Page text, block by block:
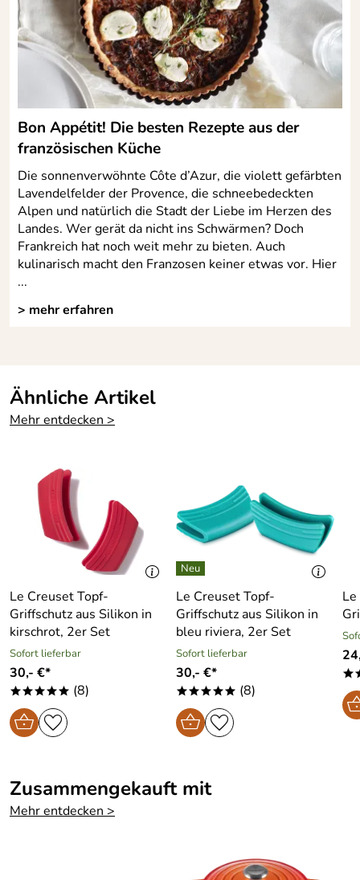
Bon Appétit! Die besten Rezepte aus der
französischen Küche
Die sonnenverwöhnte Côte d’Azur, die violett gefärbten
Lavendelfelder der Provence, die schneebedeckten
Alpen und natürlich die Stadt der Liebe im Herzen des
Landes. Wer gerät da nicht ins Schwärmen? Doch
Frankreich hat noch weit mehr zu bieten. Auch
kulinarisch macht den Franzosen keiner etwas vor. Hier
...
> mehr erfahren
Ähnliche Artikel
Mehr entdecken >
Le Creuset Topf-
Griffschutz aus Silikon in
kirschrot, 2er Set
Sofort lieferbar
30,- €*
***** (8)
Le Creuset Topf-
Griffschutz aus Silikon in
bleu riviera, 2er Set
Sofort lieferbar
30,- €*
***** (8)
Zusammengekauft mit
Mehr entdecken >